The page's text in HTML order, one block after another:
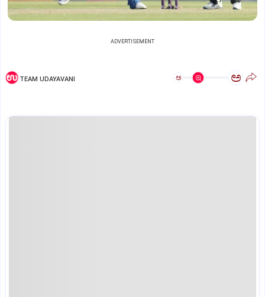
ADVERTISEMENT
TEAM UDAYAVANI ಅ ಅ